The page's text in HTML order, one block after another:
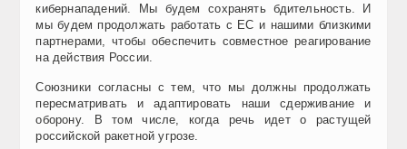
кибернападений. Мы будем сохранять бдительность. И
мы будем продолжать работать с ЕС и нашими близкими
партнерами, чтобы обеспечить совместное реагирование
на действия России.
Союзники согласны с тем, что мы должны продолжать
пересматривать и адаптировать наши сдерживание и
оборону. В том числе, когда речь идет о растущей
российской ракетной угрозе.